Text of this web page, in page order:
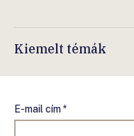
Kiemelt témák
E-mail cím *